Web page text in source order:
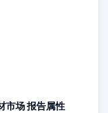
市场 报告属性